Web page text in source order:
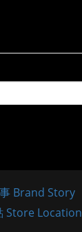
Brand Story
Store Location